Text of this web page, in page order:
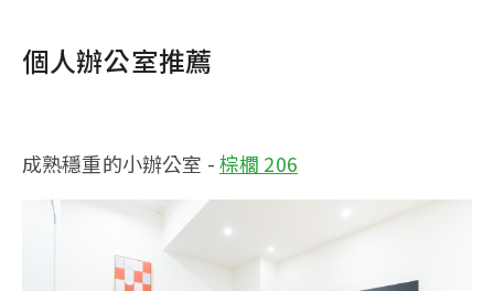
個人辦公室推薦
成熟穩重的小辦公室 -棕櫚 206